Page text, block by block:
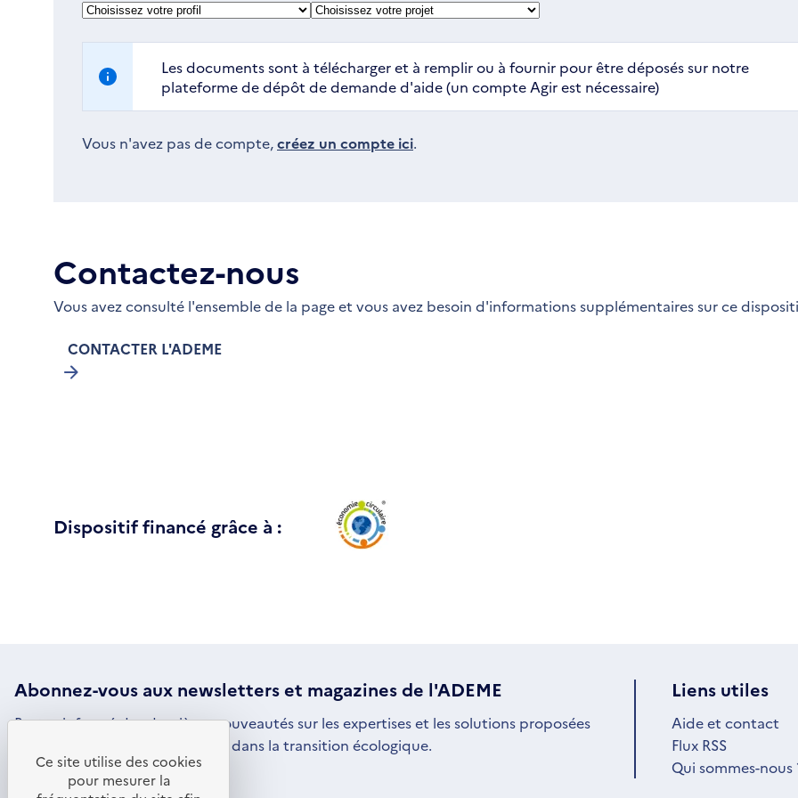
Les documents sont à télécharger et à remplir ou à fournir pour être déposés sur notre
plateforme de dépôt de demande d'aide (un compte Agir est nécessaire)
Vous n'avez pas de compte,créez un compte ici.
Contactez-nous
Vous avez consulté l'ensemble de la page et vous avez besoin d'informations supplémentaires sur ce
CONTACTER L'ADEME
Dispositif financé grâce à :
Abonnez-vous aux newsletterset magazines de l'ADEME
Restez informé des dernières nouveautés sur les expertises et les solutions proposées
par l'ADEME pour vous engager dans la transition écologique.
S'ABONNER
S'OUVRE
DANS
Liens utiles
Aide et contact
Flux RSS
Qui sommes-nous
Ce site utilise des cookies
pour mesurer la